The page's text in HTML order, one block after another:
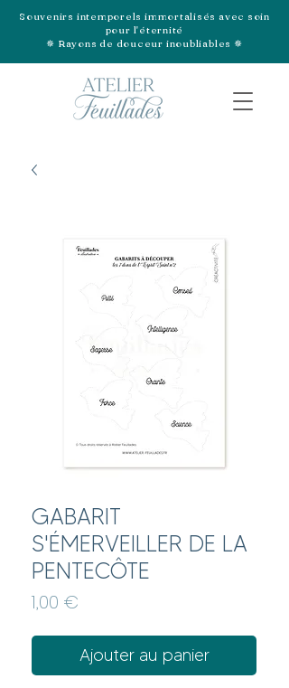
Souvenirs intemporels immortalisés avec soin
pour l'éternité
✵ Rayons de douceur inoubliables ✵
GABARIT
S'ÉMERVEILLER DE LA
PENTECÔTE
1,00 €
Ajouter au panier